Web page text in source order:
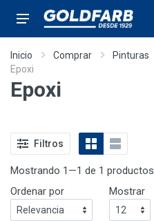
Inicio Comprar Pinturas
Epoxi
Epoxi
Filtros
Mostrando 1—1 de 1 productos
Ordenar por
Mostrar